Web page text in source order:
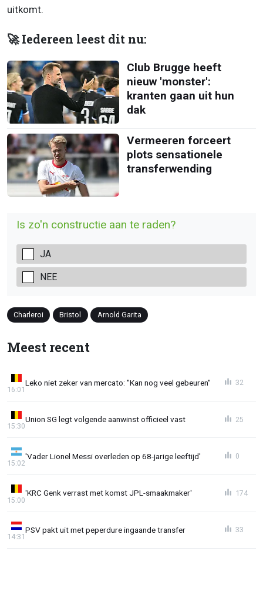
uitkomt.
🚀 Iedereen leest dit nu:
Club Brugge heeft
nieuw 'monster':
kranten gaan uit hun
dak
Vermeeren forceert
plots sensationele
transferwending
Is zo'n constructie aan te raden?
JA
NEE
Charleroi Bristol Arnold Garita
Meest recent
Leko niet zeker van mercato: "Kan nog veel gebeuren"
16:01
32
Union SG legt volgende aanwinst officieel vast
15:30
25
'Vader Lionel Messi overleden op 68-jarige leeftijd'
15:02
0
'KRC Genk verrast met komst JPL-smaakmaker'
15:00
174
PSV pakt uit met peperdure ingaande transfer
14:31
33